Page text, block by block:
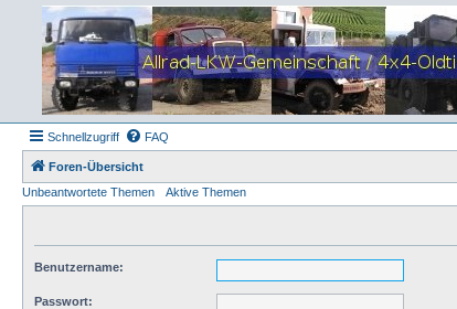
Schnellzugriff FAQ
Foren-Übersicht
Unbeantwortete Themen
Aktive Themen
Benutzername:
Passwort: